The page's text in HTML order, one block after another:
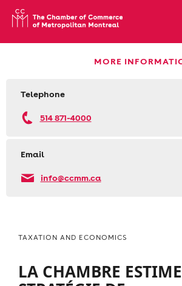
MORE
Telephone
514 871-4000
Email
info@ccmm.ca
TAXATION AND ECONOMICS
LA CHAMBRE